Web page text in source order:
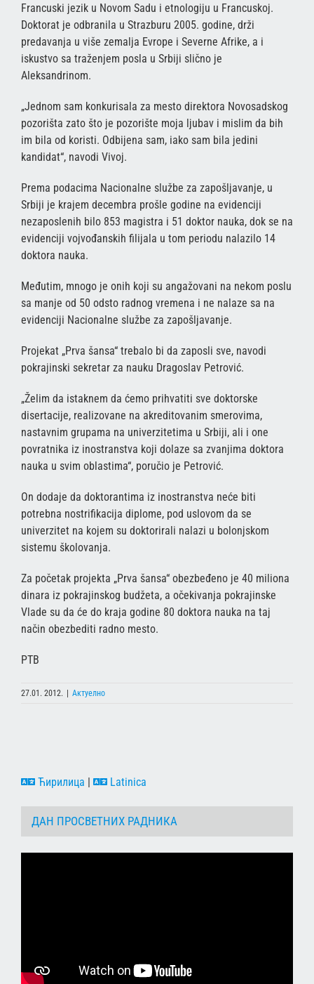
Francuski jezik u Novom Sadu i etnologiju u Francuskoj.
Doktorat je odbranila u Strazburu 2005. godine, drži
predavanja u više zemalja Evrope i Severne Afrike, a i
iskustvo sa traženjem posla u Srbiji slično je
Aleksandrinom.
„Jednom sam konkurisala za mesto direktora Novosadskog
pozorišta zato što je pozorište moja ljubav i mislim da bih
im bila od koristi. Odbijena sam, iako sam bila jedini
kandidat“, navodi Vivoj.
Prema podacima Nacionalne službe za zapošljavanje, u
Srbiji je krajem decembra prošle godine na evidenciji
nezaposlenih bilo 853 magistra i 51 doktor nauka, dok se na
evidenciji vojvođanskih filijala u tom periodu nalazilo 14
doktora nauka.
Međutim, mnogo je onih koji su angažovani na nekom poslu
sa manje od 50 odsto radnog vremena i ne nalaze sa na
evidenciji Nacionalne službe za zapošljavanje.
Projekat „Prva šansa“ trebalo bi da zaposli sve, navodi
pokrajinski sekretar za nauku Dragoslav Petrović.
„Želim da istaknem da ćemo prihvatiti sve doktorske
disertacije, realizovane na akreditovanim smerovima,
nastavnim grupama na univerzitetima u Srbiji, ali i one
povratnika iz inostranstva koji dolaze sa zvanjima doktora
nauka u svim oblastima“, poručio je Petrović.
On dodaje da doktorantima iz inostranstva neće biti
potrebna nostrifikacija diplome, pod uslovom da se
univerzitet na kojem su doktorirali nalazi u bolonjskom
sistemu školovanja.
Za početak projekta „Prva šansa“ obezbeđeno je 40 miliona
dinara iz pokrajinskog budžeta, a očekivanja pokrajinske
Vlade su da će do kraja godine 80 doktora nauka na taj
način obezbediti radno mesto.
РТВ
27.01. 2012. | Актуелно
Ћирилица | Latinica
ДАН ПРОСВЕТНИХ РАДНИКА